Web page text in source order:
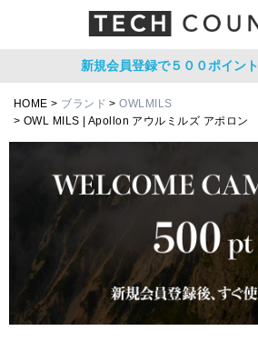
新規会員登録で５００ポイント
HOME ブランド
OWLMILS
OWL MILS | Apollon アウルミルズ アポロン